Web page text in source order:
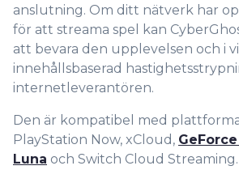
anslutning. Om ditt nätverk har
för att streama spel kan
att bevara den upplevelsen och i
innehållsbaserad
internetleverantören.
Den är kompatibel med
PlayStation Now, xCloud,
Luna och Switch Cloud Streaming.